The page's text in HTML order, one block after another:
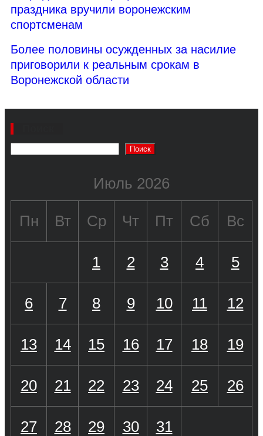
праздника вручили воронежским
спортсменам
Более половины осужденных за насилие
приговорили к реальным срокам в
Воронежской области
Поиск
Июль 2026
Пн Вт Ср Чт Пт Сб Вс
1 2 3 4 5
6 7 8 9 10 11 12
13 14 15 16 17 18 19
20 21 22 23 24 25 26
27 28 29 30 31